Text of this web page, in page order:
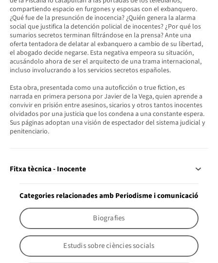
compartiendo espacio en furgones y esposas con el exbanquero.
¿Qué fue de la presunción de inocencia? ¿Quién genera la alarma
social que justifica la detención policial de inocentes? ¿Por qué los
sumarios secretos terminan filtrándose en la prensa? Ante una
oferta tentadora de delatar al exbanquero a cambio de su libertad,
el abogado decide negarse. Esta negativa empeora su situación,
acusándolo ahora de ser el arquitecto de una trama internacional,
incluso involucrando a los servicios secretos españoles.
Esta obra, presentada como una autoficción o true fiction, es
narrada en primera persona por Javier de la Vega, quien aprende a
convivir en prisión entre asesinos, sicarios y otros tantos inocentes
olvidados por una justicia que los condena a una constante espera.
Sus páginas adoptan una visión de espectador del sistema judicial y
penitenciario.
Fitxa tècnica - Inocente
Categories relacionades amb Periodisme i comunicació
Biografies
Estudis sobre ciències socials